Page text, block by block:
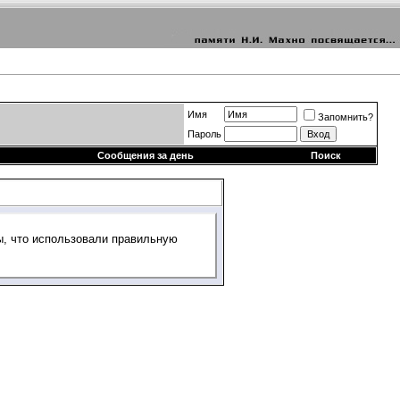
Имя
Запомнить?
Пароль
Сообщения за день Поиск
что использовали правильную